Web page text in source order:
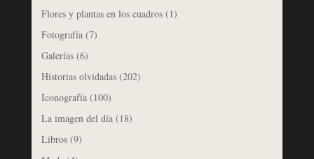
Flores y plantas en los cuadros(1)
Fotografía(7)
Galerías(6)
Historias olvidadas(202)
Iconografía(100)
La imagen del día(18)
Libros(9)